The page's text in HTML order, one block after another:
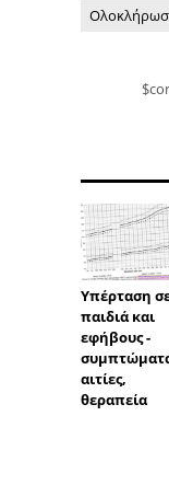
Υπέρταση
παιδιά και
εφήβους -
αιτίες,
θεραπεία